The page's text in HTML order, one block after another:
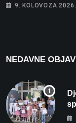
Europskog
9. KOLOVOZA 2026.
NEDAVNE